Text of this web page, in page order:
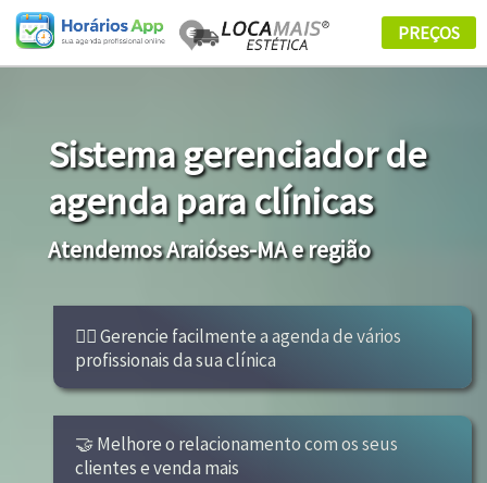
Sistema gerenciador de
agenda para clínicas
Atendemos Araióses-MA e região
👩‍⚕ Gerencie facilmente a agenda de vários
profissionais da sua clínica
🤝 Melhore o relacionamento com os seus
clientes e venda mais